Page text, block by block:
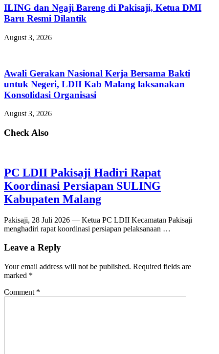
ILING dan Ngaji Bareng di Pakisaji, Ketua DMI
Baru Resmi Dilantik
August 3, 2026
Awali Gerakan Nasional Kerja Bersama Bakti
untuk Negeri, LDII Kab Malang laksanakan
Konsolidasi Organisasi
August 3, 2026
Check Also
PC LDII Pakisaji Hadiri Rapat
Koordinasi Persiapan SULING
Kabupaten Malang
Pakisaji, 28 Juli 2026 — Ketua PC LDII Kecamatan Pakisaji
menghadiri rapat koordinasi persiapan pelaksanaan …
Leave a Reply
Your email address will not be published. Required fields are
marked *
Comment *